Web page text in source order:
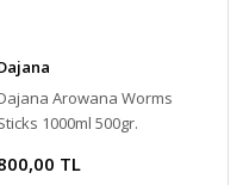
Arowana Worms
1000ml 500gr.
TL